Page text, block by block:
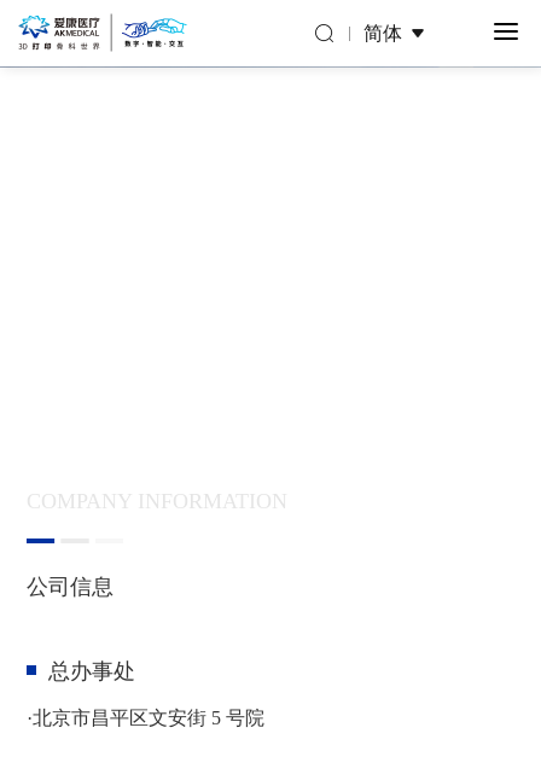
简体
COMPANY INFORMATION
公司信息
总办事处
·北京市昌平区文安街 5 号院